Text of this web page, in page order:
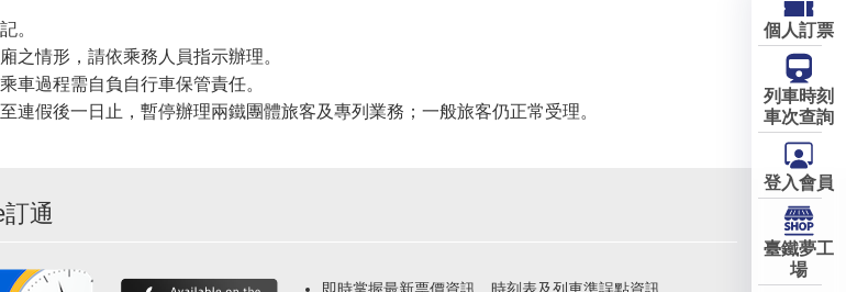
。
之情形，請依乘務人員指示辦理。
車過程需自負自行車保管責任。
假後一日止，暫停辦理兩鐵團體旅客及專列業務；一般旅客仍正常受理。
通
個人訂票
列車時刻
車次查詢
登入會員
臺鐵夢工
場